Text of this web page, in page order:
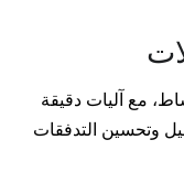
مع آليات دقيقة
وتحسين التدفقات